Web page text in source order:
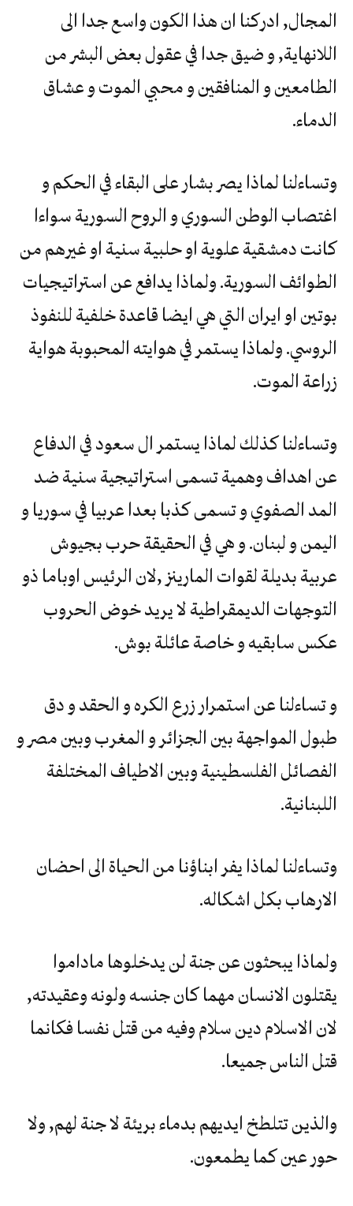
المجال, ادركنا ان هذا الكون واسع جدا الى
اللانهاية, و ضيق جدا في عقول بعض البشر من
الطامعين و المنافقين و محبي الموت و عشاق
الدماء.
وتساءلنا لماذا يصر بشار على البقاء في الحكم و
اغتصاب الوطن السوري و الروح السورية سواءا
كانت دمشقية علوية او حلبية سنية او غيرهم من
الطوائف السورية. ولماذا يدافع عن استراتيجيات
بوتين او ايران التي هي ايضا قاعدة خلفية للنفوذ
الروسي. ولماذا يستمر في هوايته المحبوبة هواية
زراعة الموت.
وتساءلنا كذلك لماذا يستمر ال سعود في الدفاع
عن اهداف وهمية تسمى استراتيجية سنية ضد
المد الصفوي و تسمى كذبا بعدا عربيا في سوريا و
اليمن و لبنان. و هي في الحقيقة حرب بجيوش
عربية بديلة لقوات المارينز ,لان الرئيس اوباما ذو
التوجهات الديمقراطية لا يريد خوض الحروب
عكس سابقيه و خاصة عائلة بوش.
و تساءلنا عن استمرار زرع الكره و الحقد و دق
طبول المواجهة بين الجزائر و المغرب وبين مصر و
الفصائل الفلسطينية وبين الاطياف المختلفة
اللبنانية.
وتساءلنا لماذا يفر ابناؤنا من الحياة الى احضان
الارهاب بكل اشكاله.
ولماذا يبحثون عن جنة لن يدخلوها ماداموا
يقتلون الانسان مهما كان جنسه ولونه وعقيدته,
لان الاسلام دين سلام وفيه من قتل نفسا فكانما
قتل الناس جميعا.
والذين تتلطخ ايديهم بدماء بريئة لا جنة لهم, ولا
حور عين كما يطمعون.